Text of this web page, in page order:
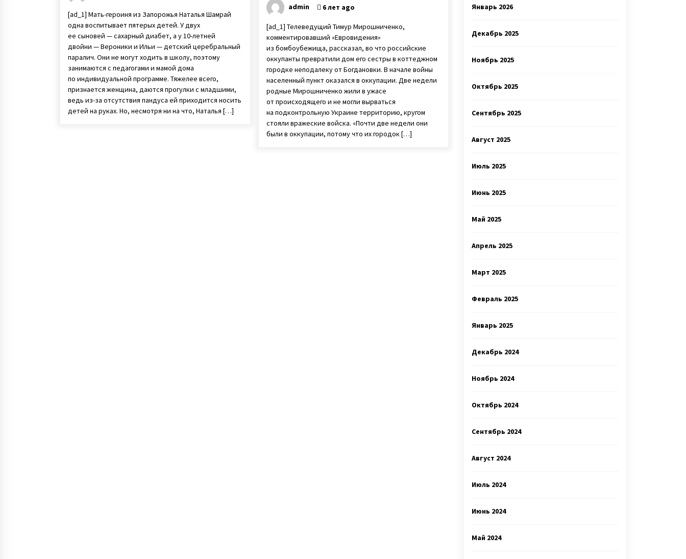
[ad_1] Мать-героиня из Запорожья Наталья Шамрай
одна воспитывает пятерых детей. У двух
ее сыновей — сахарный диабет, а у 10-летней
двойни — Вероники и Ильи — детский церебральный
паралич. Они не могут ходить в школу, поэтому
занимаются с педагогами и мамой дома
по индивидуальной программе. Тяжелее всего,
признается женщина, даются прогулки с младшими,
ведь из-за отсутствия пандуса ей приходится носить
детей на руках. Но, несмотря ни на что, Наталья […]
admin 6 лет ago
[ad_1] Телеведущий Тимур Мирошниченко,
комментировавший «Евровидения»
из бомбоубежища, рассказал, во что российские
оккупанты превратили дом его сестры в коттеджном
городке неподалеку от Богдановки. В начале войны
населенный пункт оказался в оккупации. Две недели
родные Мирошниченко жили в ужасе
от происходящего и не могли вырваться
на подконтрольную Украине территорию, кругом
стояли вражеские войска. «Почти две недели они
были в оккупации, потому что их городок […]
Январь 2026
Декабрь 2025
Ноябрь 2025
Октябрь 2025
Сентябрь 2025
Август 2025
Июль 2025
Июнь 2025
Май 2025
Апрель 2025
Март 2025
Февраль 2025
Январь 2025
Декабрь 2024
Ноябрь 2024
Октябрь 2024
Сентябрь 2024
Август 2024
Июль 2024
Июнь 2024
Май 2024